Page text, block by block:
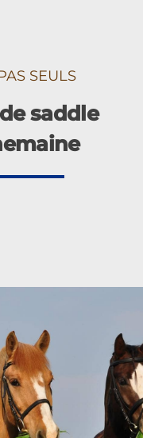
SEULS
saddle